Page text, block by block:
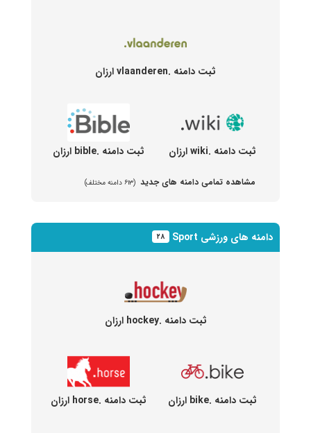
ثبت دامنه .vlaanderen ارزان
ثبت دامنه .wiki ارزان ثبت دامنه .bible ارزان
مشاهده تمامی دامنه های جدید (۶۱۳ دامنه مختلف)
دامنه های ورزشی Sport ۲۸
ثبت دامنه .hockey ارزان
ثبت دامنه .bike ارزان ثبت دامنه .horse ارزان